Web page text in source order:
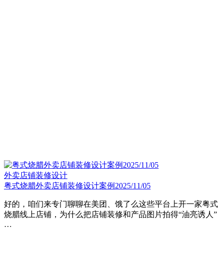
外卖店铺装修设计
粤式烧腊外卖店铺装修设计案例2025/11/05
好的，咱们来专门聊聊在美团、饿了么这些平台上开一家粤式
烧腊线上店铺，为什么把店铺装修和产品图片拍得“油亮诱人”
…